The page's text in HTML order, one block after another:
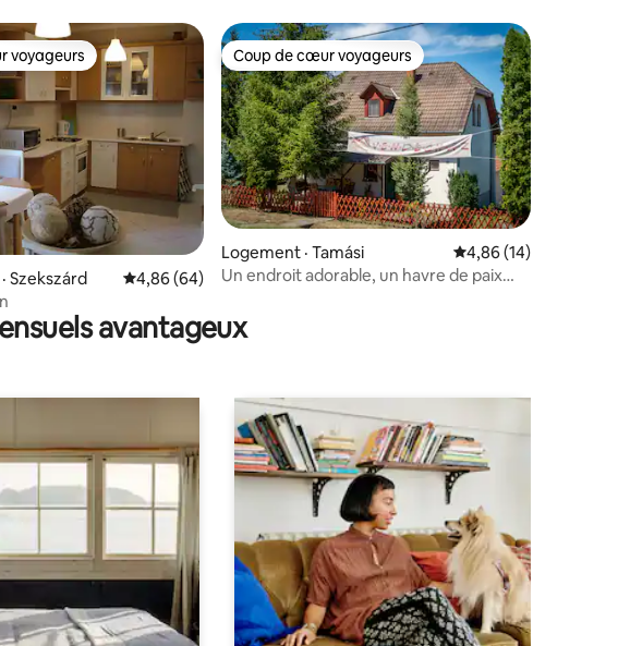
56 commentaires
voyageurs
voyageurs
Szekszárd Note moyenne de 4,86 sur 5, 64 commentaires
4,86 (64)
Coup de cœur voyageurs
Coup de cœur voyageurs
Logement · Tamási Note moyenne de
4,86 (14)
Un endroit adorable, un havre de paix
avantageux